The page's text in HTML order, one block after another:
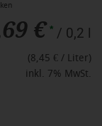
€ * / 0,2 l
(8,45 € / Liter)
inkl. 7% MwSt.